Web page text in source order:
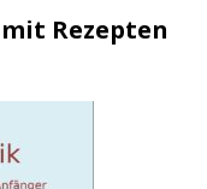
Rezepten